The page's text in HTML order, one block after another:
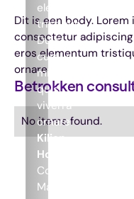
Dit is een body.
consectetur
eros elementum
ornare
Betrokken
No items found.
elementum
tristique.
Duis
cursus,
mi
quis
viverra
ornare
Kilian
Houthuijzen
Commercieel
Manager